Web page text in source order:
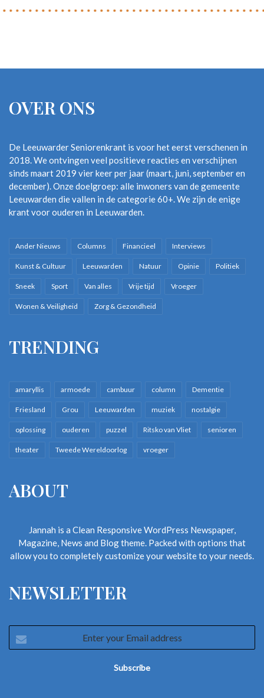
OVER ONS
De Leeuwarder Seniorenkrant is voor het eerst verschenen in
2018. We ontvingen veel positieve reacties en verschijnen
sinds maart 2019 vier keer per jaar (maart, juni, september en
december). Onze doelgroep: alle inwoners van de gemeente
Leeuwarden die vallen in de categorie 60+. We zijn de enige
krant voor ouderen in Leeuwarden.
Ander Nieuws Columns Financieel Interviews
Kunst & Cultuur Leeuwarden Natuur Opinie Politiek
Sneek Sport Van alles Vrije tijd Vroeger
Wonen & Veiligheid Zorg & Gezondheid
TRENDING
amaryllis armoede cambuur column Dementie
Friesland Grou Leeuwarden muziek nostalgie
oplossing ouderen puzzel Ritsko van Vliet senioren
theater Tweede Wereldoorlog vroeger
ABOUT
Jannah is a Clean Responsive WordPress Newspaper,
Magazine, News and Blog theme. Packed with options that
allow you to completely customize your website to your needs.
NEWSLETTER
your